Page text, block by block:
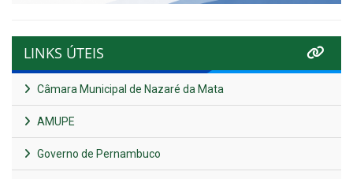
LINKS ÚTEIS
Câmara Municipal de Nazaré da Mata
AMUPE
Governo de Pernambuco